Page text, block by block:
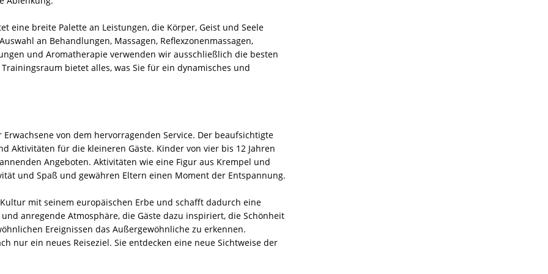
eine breite Palette an Leistungen, die Körper, Geist und Seele
an Behandlungen, Massagen, Reflexzonenmassagen,
und Aromatherapie verwenden wir ausschließlich die besten
bietet alles, was Sie für ein dynamisches und
von dem hervorragenden Service. Der beaufsichtigte
Aktivitäten für die kleineren Gäste. Kinder von vier bis 12 Jahren
Angeboten. Aktivitäten wie eine Figur aus Krempel und
und Spaß und gewähren Eltern einen Moment der Entspannung.
mit seinem europäischen Erbe und schafft dadurch eine
anregende Atmosphäre, die Gäste dazu inspiriert, die Schönheit
Ereignissen das Außergewöhnliche zu erkennen.
nur ein neues Reiseziel. Sie entdecken eine neue Sichtweise der